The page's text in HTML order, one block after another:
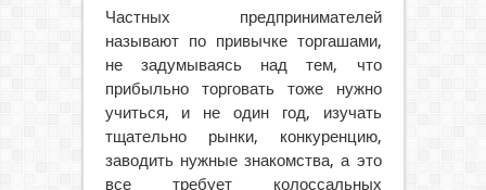
Частных предпринимателей
называют по привычке торгашами,
не задумываясь над тем, что
прибыльно торговать тоже нужно
учиться, и не один год, изучать
тщательно рынки, конкуренцию,
заводить нужные знакомства, а это
все требует колоссальных